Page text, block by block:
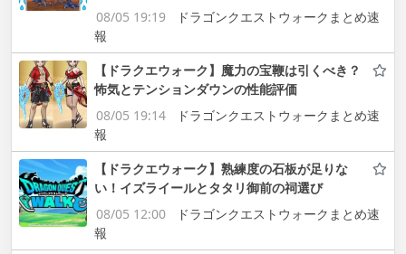
08/05 19:19
ドラゴンクエストウォークまとめ速
報
【ドラクエウォーク】魔力の宝鞭は引くべき？
怖気とテンションダウンの性能評価
08/05 19:14
ドラゴンクエストウォークまとめ速
報
【ドラクエウォーク】熟練度の石板が足りな
い！イズライールとタタリ御前の祠選び
08/05 12:00
ドラゴンクエストウォークまとめ速
報